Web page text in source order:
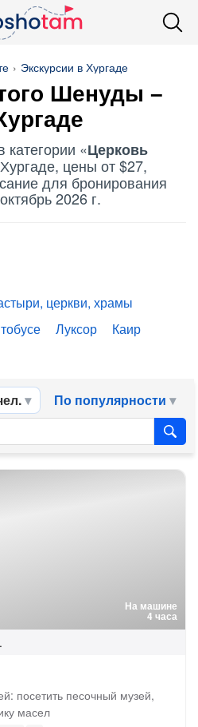
Экскурсии в Хургаде
Шенуды –
категории «Церковь
цены от $27,
для бронирования
2026 г.
церкви, храмы
Луксор
Каир
По популярности
На машине
4 часа
посетить песочный музей,
масел